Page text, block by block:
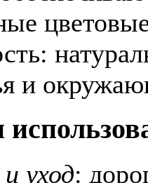
и
уход: